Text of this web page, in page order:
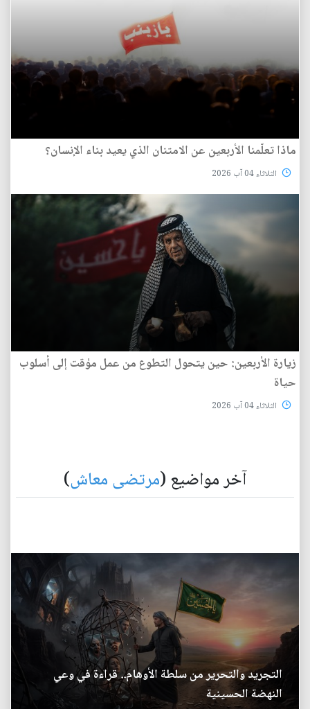
ماذا تعلّمنا الأربعين عن الامتنان الذي يعيد بناء الإنسان؟
الثلاثاء 04 آب 2026
زيارة الأربعين: حين يتحول التطوع من عمل مؤقت إلى أسلوب
حياة
الثلاثاء 04 آب 2026
آخر مواضيع (مرتضى معاش)
التجريد والتحرير من سلطة الأوهام.. قراءة في وعي
النهضة الحسينية